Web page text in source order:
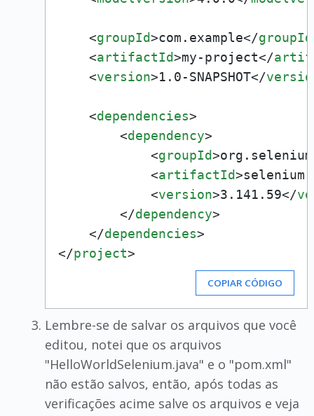
<groupId>com.example</groupId
<artifactId>my-project</
<version>1.0-SNAPSHOT</
<dependencies>
<dependency>
<groupId>
<artifactId>
<version>3.141.59</
</dependency>
</dependencies>
</project>
COPIAR CÓDIGO
Lembre-se de salvar os arquivos que você
editou, notei que os arquivos
"HelloWorldSelenium.java" e o "pom.xml"
não estão salvos, então, após todas as
verificações acime salve os arquivos e veja